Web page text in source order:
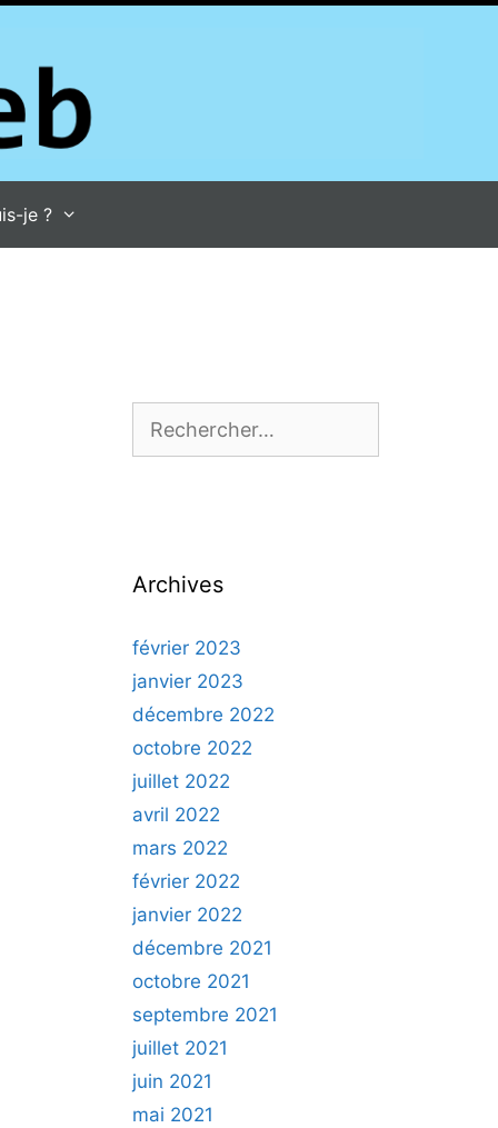
je ?
Archives
février 2023
janvier 2023
décembre 2022
octobre 2022
juillet 2022
avril 2022
mars 2022
février 2022
janvier 2022
décembre 2021
octobre 2021
septembre 2021
juillet 2021
juin 2021
mai 2021